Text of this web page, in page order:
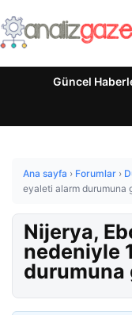
Güncel
Ana sayfa › Forumlar ›
eyaleti alarm durumuna
Nijerya,
nedeniyle
durumuna